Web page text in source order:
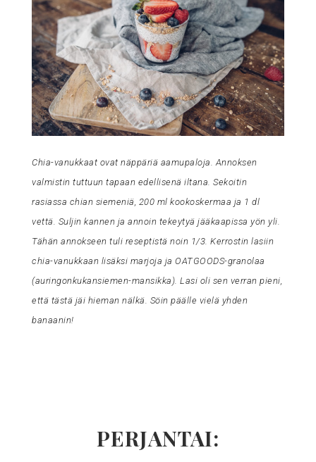
Chia-vanukkaat ovat näppäriä aamupaloja. Annoksen
valmistin tuttuun tapaan edellisenä iltana. Sekoitin
rasiassa chian siemeniä, 200 ml kookoskermaa ja 1 dl
vettä. Suljin kannen ja annoin tekeytyä jääkaapissa yön yli.
Tähän annokseen tuli reseptistä noin 1/3. Kerrostin lasiin
chia-vanukkaan lisäksi marjoja ja OATGOODS-granolaa
(auringonkukansiemen-mansikka). Lasi oli sen verran pieni,
että tästä jäi hieman nälkä. Söin päälle vielä yhden
banaanin!
PERJANTAI: